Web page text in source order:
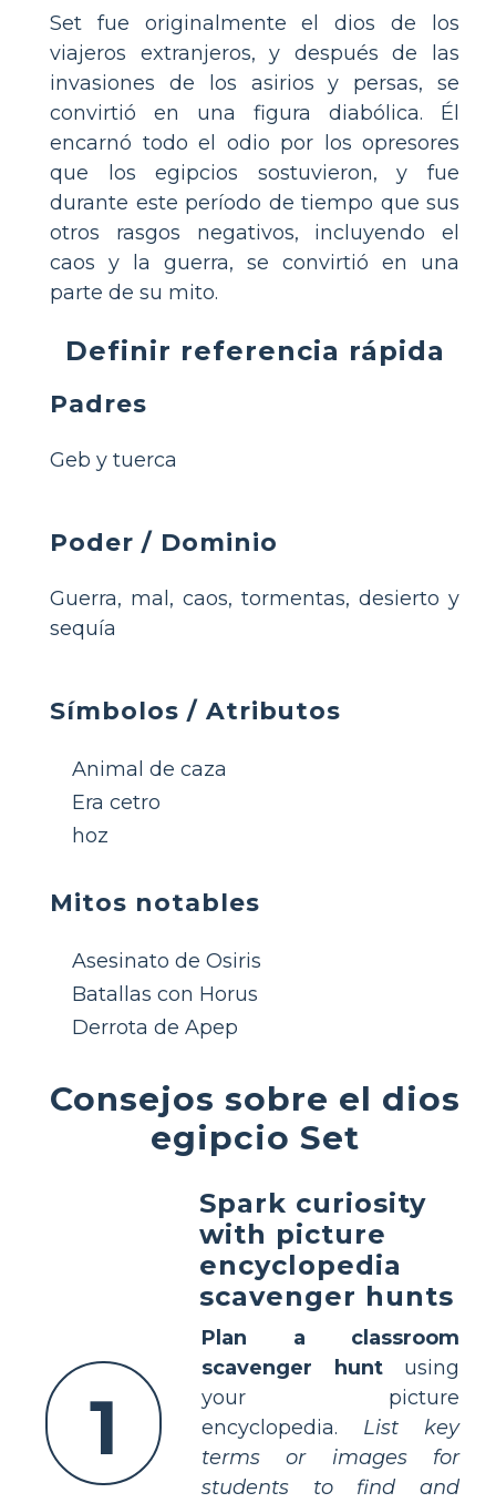
Set fue originalmente el dios de los
viajeros extranjeros, y después de las
invasiones de los asirios y persas, se
convirtió en una figura diabólica. Él
encarnó todo el odio por los opresores
que los egipcios sostuvieron, y fue
durante este período de tiempo que sus
otros rasgos negativos, incluyendo el
caos y la guerra, se convirtió en una
parte de su mito.
Definir referencia rápida
Padres
Geb y tuerca
Poder / Dominio
Guerra, mal, caos, tormentas, desierto y
sequía
Símbolos / Atributos
Animal de caza
Era cetro
hoz
Mitos notables
Asesinato de Osiris
Batallas con Horus
Derrota de Apep
Consejos sobre el dios
egipcio Set
1
Spark curiosity
with picture
encyclopedia
scavenger hunts
Plan a classroom
scavenger huntusing
your picture
encyclopedia. List key
terms or images for
students to find and